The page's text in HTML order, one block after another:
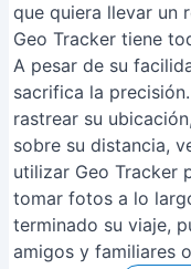
que quiera llevar un
Geo Tracker tiene
A pesar de su
sacrifica la
rastrear su
sobre su distancia,
utilizar Geo Tracker
tomar fotos a lo
terminado su viaje,
amigos y familiares